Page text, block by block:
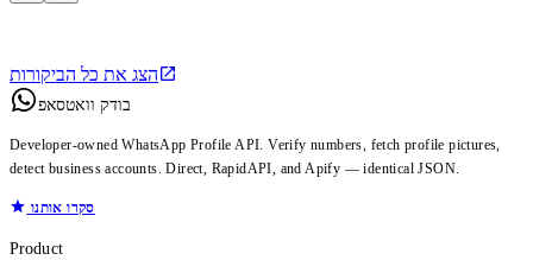
הצג את כל הביקורות
בודק וואטסאפ
Developer-owned WhatsApp Profile API. Verify numbers, fetch profile pictures,
detect business accounts. Direct, RapidAPI, and Apify — identical JSON.
סקרו אותנו
Product